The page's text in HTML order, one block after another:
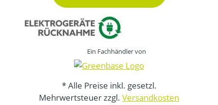
Ein Fachhändler von
* Alle Preise inkl. gesetzl.
Mehrwertsteuer zzgl. Versandkosten